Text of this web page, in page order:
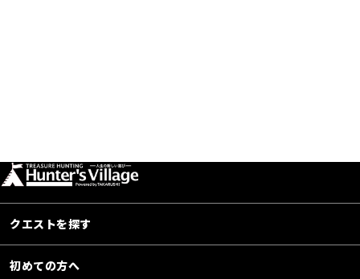
クエストを探す
初めての方へ